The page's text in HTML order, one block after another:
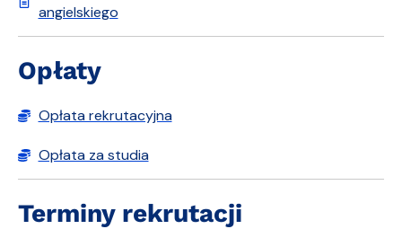
angielskiego
Opłaty
Opłata rekrutacyjna
Opłata za studia
Terminy rekrutacji